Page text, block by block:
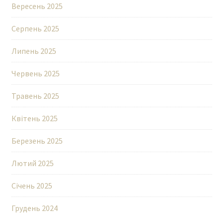
Вересень 2025
Серпень 2025
Липень 2025
Червень 2025
Травень 2025
Квітень 2025
Березень 2025
Лютий 2025
Січень 2025
Грудень 2024